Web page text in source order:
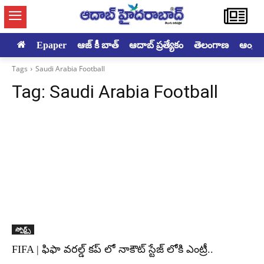
Epaper ఆజ్ కీ బాత్ ఆదాబ్ ప్రత్యేకం తెలంగాణ
Tags Saudi Arabia Football
Tag: Saudi Arabia Football
స్పోర్ట్స్
FIFA | ఫిఫా వరల్డ్ కప్ లో నాకౌట్ స్టేజ్ లోకి ఎంట్రీ..